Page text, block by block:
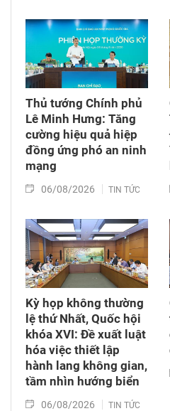
Thủ tướng Chính phủ
Lê Minh Hưng: Tăng
cường hiệu quả hiệp
đồng ứng phó an ninh
mạng
06/08/2026 TIN TỨC
Kỳ họp không thường
lệ thứ Nhất, Quốc hội
khóa XVI: Đề xuất luật
hóa việc thiết lập
hành lang không gian,
tầm nhìn hướng biển
06/08/2026 TIN TỨC